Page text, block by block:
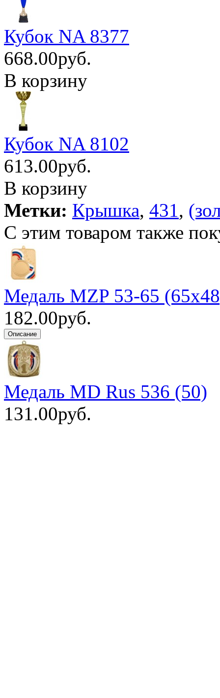
Кубок NA 8377
668.00руб.
В корзину
Кубок NA 8102
613.00руб.
В корзину
Метки: Крышка, 431 ,
С этим товаром также
Медаль MZP 53-65
182.00руб.
Медаль MD Rus 536 (50)
131.00руб.